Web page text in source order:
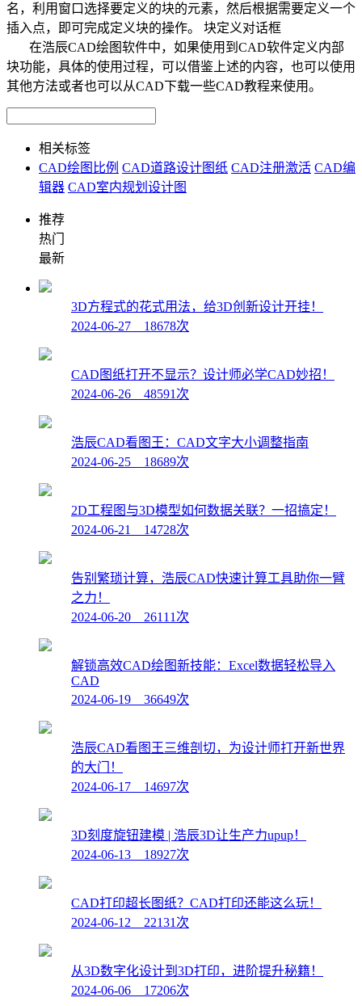
名，利用窗口选择要定义的块的元素，然后根据需要定义一个
插入点，即可完成定义块的操作。 块定义对话框
在浩辰CAD绘图软件中，如果使用到CAD软件定义内部
块功能，具体的使用过程，可以借鉴上述的内容，也可以使用
其他方法或者也可以从CAD下载一些CAD教程来使用。
相关标签
CAD绘图比例 CAD道路设计图纸 CAD注册激活 CAD编
辑器 CAD室内规划设计图
推荐
热门
最新
3D方程式的花式用法，给3D创新设计开挂！
2024-06-27 18678次
CAD图纸打开不显示？设计师必学CAD妙招！
2024-06-26 48591次
浩辰CAD看图王：CAD文字大小调整指南
2024-06-25 18689次
2D工程图与3D模型如何数据关联？一招搞定！
2024-06-21 14728次
告别繁琐计算，浩辰CAD快速计算工具助你一臂
之力！
2024-06-20 26111次
解锁高效CAD绘图新技能：Excel数据轻松导入
CAD
2024-06-19 36649次
浩辰CAD看图王三维剖切，为设计师打开新世界
的大门！
2024-06-17 14697次
3D刻度旋钮建模 | 浩辰3D让生产力upup！
2024-06-13 18927次
CAD打印超长图纸？CAD打印还能这么玩！
2024-06-12 22131次
从3D数字化设计到3D打印，进阶提升秘籍！
2024-06-06 17206次